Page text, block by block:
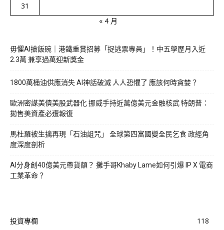
31
« 4 月
毋懼AI搶飯碗｜港鐵重賞招募「捉逃票專員」！中五學歷月入近
2.3萬 兼享過萬迎新獎金
1800萬桶油供應消失 AI神話破滅 人人恐懼了 應該何時貪婪？
歐洲密謀美債美股武器化 挪威手持近萬億美元金融核武 特朗普：
拋售美資產必遭報復
馬杜羅被生擒再現「石油詛咒」 全球第四富國變全民乞食 政經角
度深度剖析
AI分身創40億美元帶貨額？ 攤手哥Khaby Lame如何引爆 IP X 電商
工業革命？
投資專欄
118